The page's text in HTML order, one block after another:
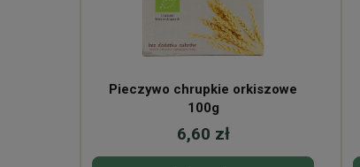
Pieczywo chrupkie orkiszowe
100g
6,60 zł